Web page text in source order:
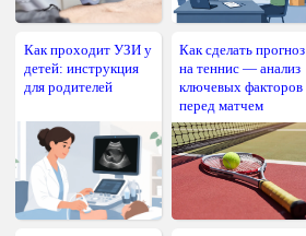
Как проходит УЗИ у
детей: инструкция
для родителей
Как сделать прогноз
на теннис — анализ
ключевых факторов
перед матчем